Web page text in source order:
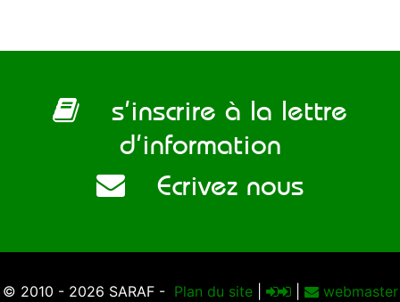
s’inscrire à la lettre
d’information
Ecrivez nous
© 2010 - 2026 SARAF - Plan du site|
webmaster